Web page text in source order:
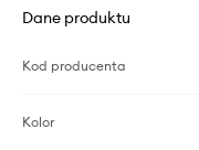
Dane produktu
Kod producenta
Kolor